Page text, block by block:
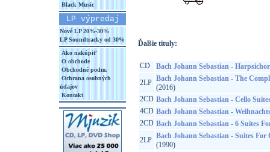
Black Music
LP výpredaj
Nové LP 20%-30%
LP Soundtracky od 30%
Ako nakúpiť
O obchode
Obchodné podm.
Ochrana osobných
údajov
Kontakt
Ďalšie tituly:
CD
Bach Johann Sebastian -
2LP Bach Johann Sebastian - The
(2016)
2CD Bach Johann Sebastian - Cello
4CD Bach Johann Sebastian -
2CD Bach Johann Sebastian - 6 Suites
2LP Bach Johann Sebastian - Suites For
(1990)